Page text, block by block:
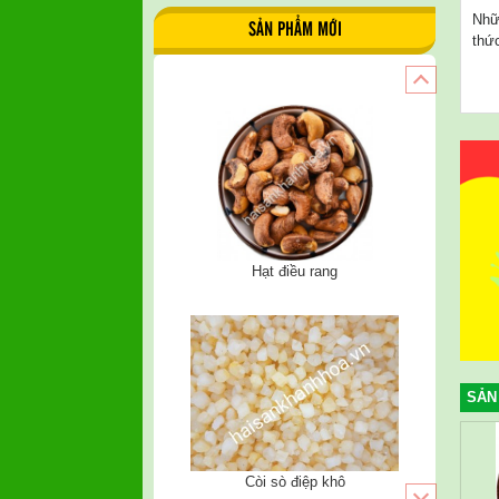
SẢN PHẨM MỚI
Còi sò điệp khô
Khô cá trích